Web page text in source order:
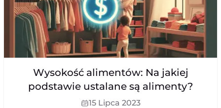
Wysokość alimentów: Na jakiej
podstawie ustalane są alimenty?
15 Lipca 2023